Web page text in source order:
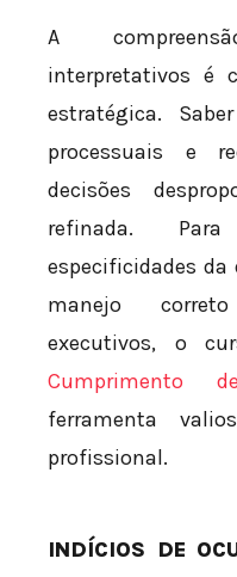
A
interpretativos é
estratégica.
processuais e
decisões
refinada.
especificidades da
manejo
executivos, o
Cumprimento
ferramenta
profissional.
INDÍCIOS DE